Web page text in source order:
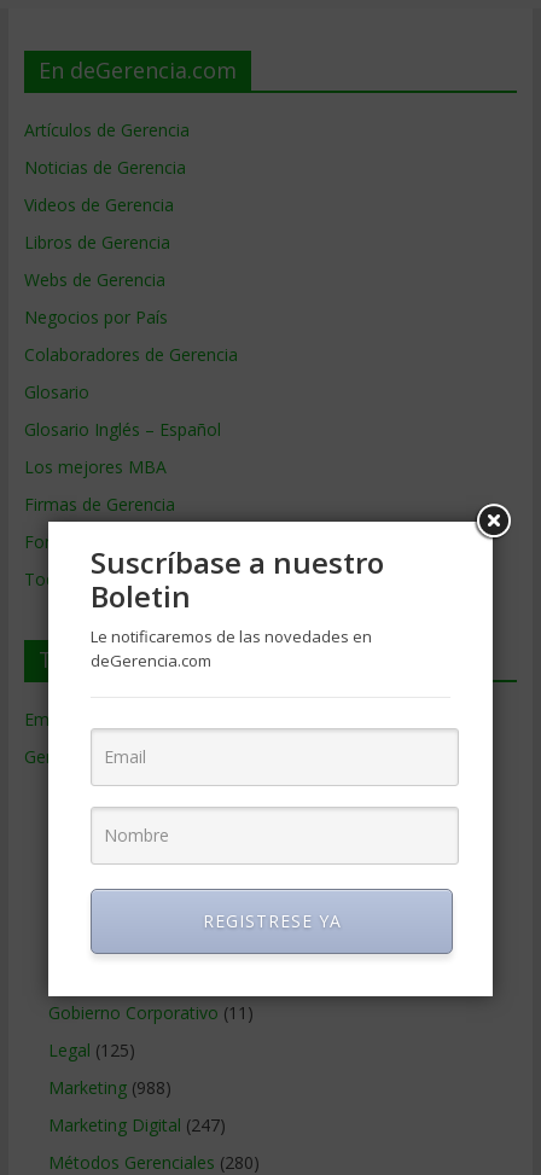
En deGerencia.com
Artículos de Gerencia
Noticias de Gerencia
Videos de Gerencia
Libros de Gerencia
Webs de Gerencia
Negocios por País
Colaboradores de Gerencia
Glosario
Glosario Inglés – Español
Los mejores MBA
Firmas de Gerencia
Formación de Gerencia
Todos los Temas
Temas de Gerencia
Empresas de Gerencia
Gerencia
(9.477)
Ciencias Económicas(80)
Contabilidad (466)
Educacion Gerencial(454)
Estrategia Empresarial
Gobierno Corporativo (11)
Legal (125)
Marketing(988)
Marketing Digital (247)
Métodos Gerenciales (280)
Suscríbase a nuestro
Boletin
Le notificaremos de las novedades en
deGerencia.com
REGISTRESE YA